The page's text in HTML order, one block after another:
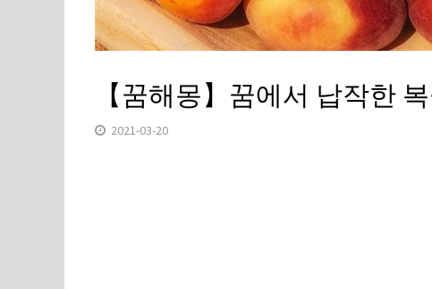
【꿈해몽】꿈에서 납작한
2021-03-20